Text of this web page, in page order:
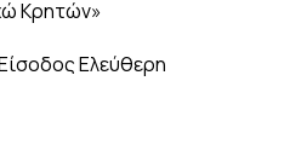
Κρητών»
Ελεύθερη